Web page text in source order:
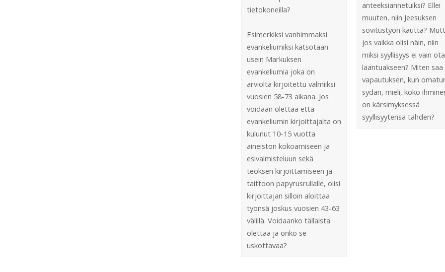
tietokoneilla?
Esimerkiksi vanhimmaksi
evankeliumiksi katsotaan
usein Markuksen
evankeliumia joka on
arviolta kirjoitettu valmiiksi
vuosien 58-73 aikana. Jos
voidaan olettaa että
evankeliumin kirjoittajalta on
kulunut 10-15 vuotta
aineiston kokoamiseen ja
esivalmisteluun sekä
teoksen kirjoittamiseen ja
taittoon papyrusrullalle, olisi
kirjoittajan silloin aloittaa
työnsä joskus vuosien 43-63
välillä. Voidaanko tällaista
olettaa ja onko se
uskottavaa?
anteeksiannetuiksi? Ellei
muuten, niin Jeesuksen
sovitustyön kautta?
jos vaikka olisi näin, niin
miksi syyllisyys ei vain ota
laantuakseen? Miten saa
vapautuksen, kun
sydän, mieli, koko
on kärsimyksessä
syyllisyytensä tähden?